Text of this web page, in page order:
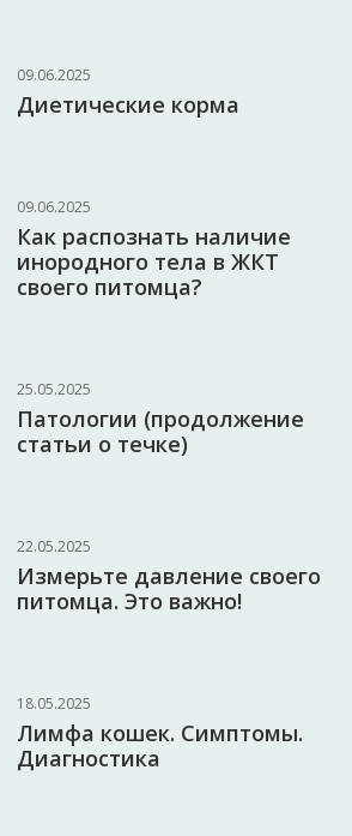
09.06.2025
Диетические корма
09.06.2025
Как распознать наличие
инородного тела в ЖКТ
своего питомца?
25.05.2025
Патологии (продолжение
статьи о течке)
22.05.2025
Измерьте давление своего
питомца. Это важно!
18.05.2025
Лимфа кошек. Симптомы.
Диагностика